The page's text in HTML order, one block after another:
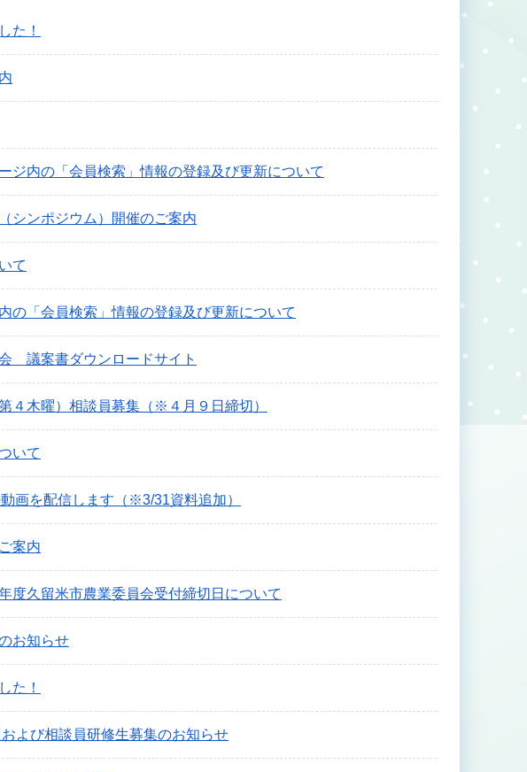
た！
ジ内の「会員検索」情報の登録及び更新について
シンポジウム）開催のご案内
て
の「会員検索」情報の登録及び更新について
議案書ダウンロードサイト
４木曜）相談員募集（※４月９日締切）
いて
画を配信します（※3/31資料追加）
案内
度久留米市農業委員会受付締切日について
お知らせ
た！
よび相談員研修生募集のお知らせ